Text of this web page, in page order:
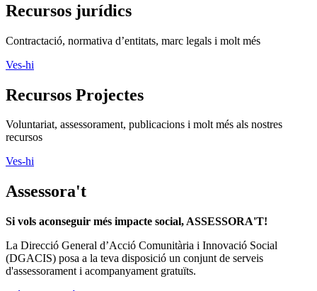
Recursos jurídics
Contractació, normativa d’entitats, marc legals i molt més
Ves-hi
Recursos Projectes
Voluntariat, assessorament, publicacions i molt més als nostres
recursos
Ves-hi
Assessora't
Si vols aconseguir més impacte social, ASSESSORA'T!
La Direcció General d’Acció Comunitària i Innovació Social
(DGACIS) posa a la teva disposició un conjunt de serveis
d'assessorament i acompanyament gratuïts.